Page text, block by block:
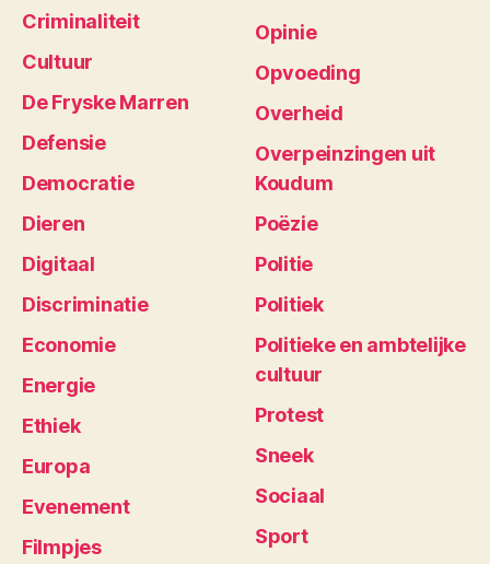
Criminaliteit
Cultuur
De Fryske Marren
Defensie
Democratie
Dieren
Digitaal
Discriminatie
Economie
Energie
Ethiek
Europa
Evenement
Filmpjes
Opinie
Opvoeding
Overheid
Overpeinzingen uit
Koudum
Poëzie
Politie
Politiek
Politieke en ambtelijke
cultuur
Protest
Sneek
Sociaal
Sport